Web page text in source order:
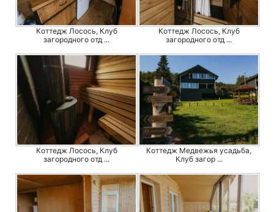
Коттедж Лосось, Клуб
загородного отд ...
Коттедж Лосось, Клуб
загородного отд ...
Коттедж Лосось, Клуб
загородного отд ...
Коттедж Медвежья усадьба,
Клуб загор ...